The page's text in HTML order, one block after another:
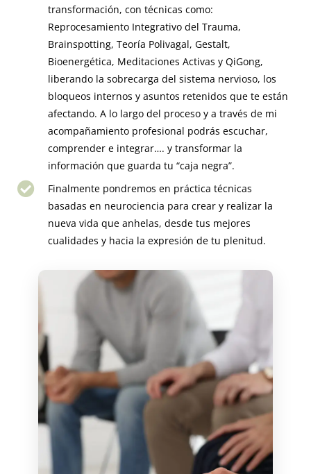
transformación, con técnicas como:
Reprocesamiento Integrativo del Trauma,
Brainspotting, Teoría Polivagal, Gestalt,
Bioenergética, Meditaciones Activas y QiGong,
liberando la sobrecarga del sistema nervioso, los
bloqueos internos y asuntos retenidos que te están
afectando. A lo largo del proceso y a través de mi
acompañamiento profesional podrás escuchar,
comprender e integrar…. y transformar la
información que guarda tu “caja negra”.
Finalmente pondremos en práctica técnicas
basadas en neurociencia para crear y realizar la
nueva vida que anhelas, desde tus mejores
cualidades y hacia la expresión de tu plenitud.